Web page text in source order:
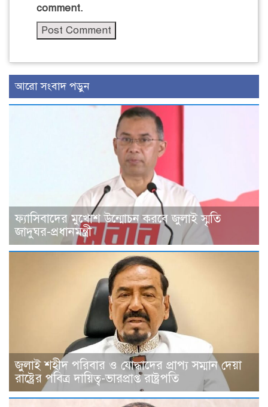
comment.
আরো সংবাদ পড়ুন
ফ্যাসিবাদের মুখোশ উন্মোচন করবে জুলাই স্মৃতি
জাদুঘর-প্রধানমন্ত্রী
জুলাই শহীদ পরিবার ও যোদ্ধাদের প্রাপ্য সম্মান দেয়া
রাষ্ট্রের পবিত্র দায়িত্ব-ভারপ্রাপ্ত রাষ্ট্রপতি